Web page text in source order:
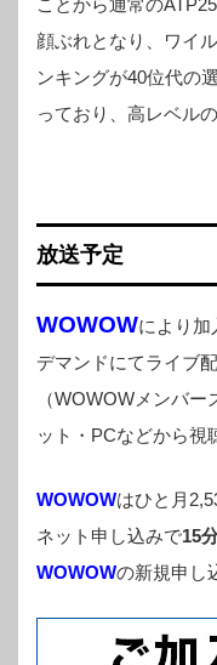
ことから通常の
顔ぶれとなり、ワイ
ンキングが40位代の
っており、高レベル
放送予定
WOWOWにより加
デマンドにてライブ
（WOWOWメンバ
ット・PCなどから視
WOWOWはひと月
ネット申し込みで15
WOWOWの新規申し